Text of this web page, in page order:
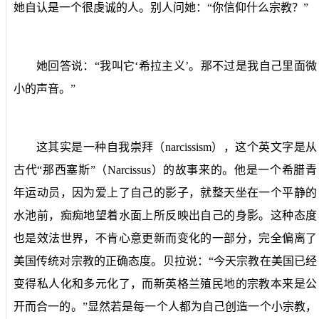
她自认是一个很虔诚的人。别人问她：“你信仰什么宗教？”
她回答说：“我叫它‘希拉主义’。那不过是我自己里面微
小的声音。”
这其实是一种自我崇拜（narcissism），这个英文字是从
古代“那西塞斯”（Narcissus）的故事来的。他是一个希腊青
年运动员，因为爱上了自己的影子，就整天坐在一个平静的
水池前，痴痴地望着水面上所反映出自己的身影。这种态度
也是效法世界，不肯心意更新而变化的一部分，完全偏离了
美国传统对宗教的正确态度。贝拉说：“今天宗教在美国已经
变得私人化和多元化了，而新英格兰殖民地的宗教本来是公
开而合一的。”显然若是每一个人都为自己创造一个小宗教，